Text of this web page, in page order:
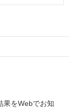
果をWebでお知